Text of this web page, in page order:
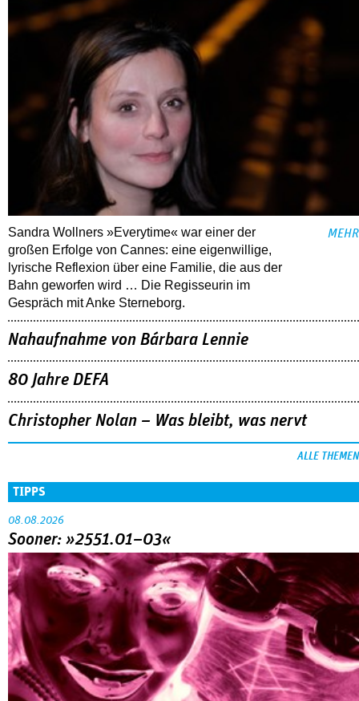
Sandra Wollners »Everytime« war einer der
großen Erfolge von Cannes: eine eigenwillige,
lyrische Reflexion über eine ­Familie, die aus der
Bahn geworfen wird … Die Regisseurin im
Gespräch mit Anke Sterneborg.
MEHR
Nahaufnahme von Bárbara Lennie
80 Jahre DEFA
Christopher Nolan – Was bleibt, was nervt
ALLE THEMEN
TIPPS
08.08.2026
Sooner: »2551.01–03«